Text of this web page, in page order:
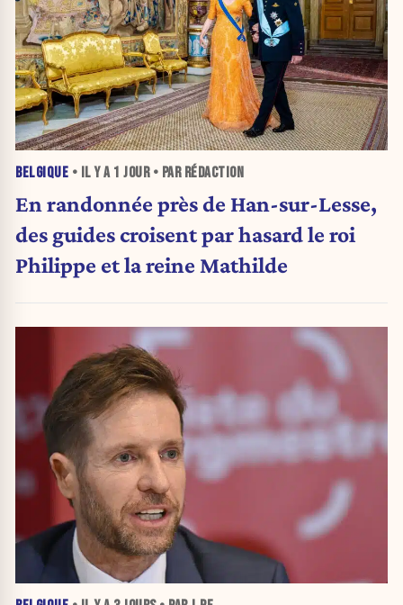
BELGIQUE • IL Y A 1 JOUR• PAR RÉDACTION
En randonnée près de Han-sur-Lesse,
des guides croisent par hasard le roi
Philippe et la reine Mathilde